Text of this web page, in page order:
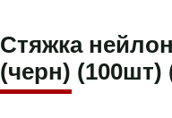
Стяжка
(черн) (100шт)